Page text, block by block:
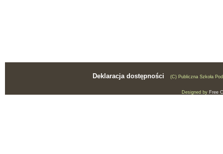
Deklaracja dostępności (C) Publiczna Szkoła
Designed by Free